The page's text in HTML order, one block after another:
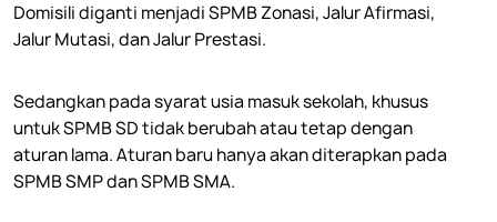
Domisili diganti menjadi SPMB Zonasi, Jalur Afirmasi,
Jalur Mutasi, dan Jalur Prestasi.
Sedangkan pada syarat usia masuk sekolah, khusus
untuk SPMB SD tidak berubah atau tetap dengan
aturan lama. Aturan baru hanya akan diterapkan pada
SPMB SMP dan SPMB SMA.